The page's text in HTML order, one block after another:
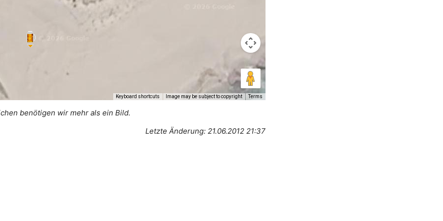
Keyboard shortcuts Image may be subject to copyright Terms
benötigen wir mehr als ein Bild.
Letzte Änderung: 21.06.2012 21:37